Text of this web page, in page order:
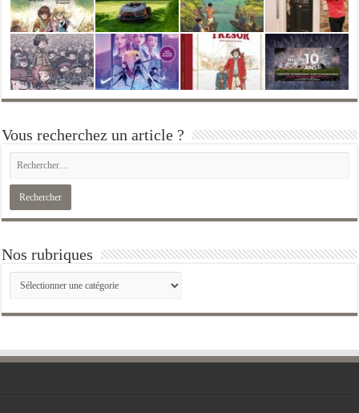
Vous recherchez un article ?
Nos rubriques
Nos
rubriques